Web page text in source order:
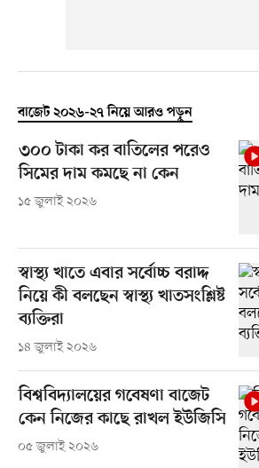
বাজেট ২০২৬-২৭ নিয়ে আরও পড়ুন
৩০০ টাকা কর বাতিলের পরেও
সিমের দাম কমছে না কেন
১৫ জুলাই ২০২৬
স্বাস্থ্য খাতে এবার সর্বোচ্চ বরাদ্দ
নিয়ে কী বলছেন স্বাস্থ্য খাতসংশ্লিষ্ট
ব্যক্তিরা
১৪ জুলাই ২০২৬
বিশ্ববিদ্যালয়ের গবেষণা বাজেট
কেন নিজের কাছে রাখল ইউজিসি
০৫ জুলাই ২০২৬